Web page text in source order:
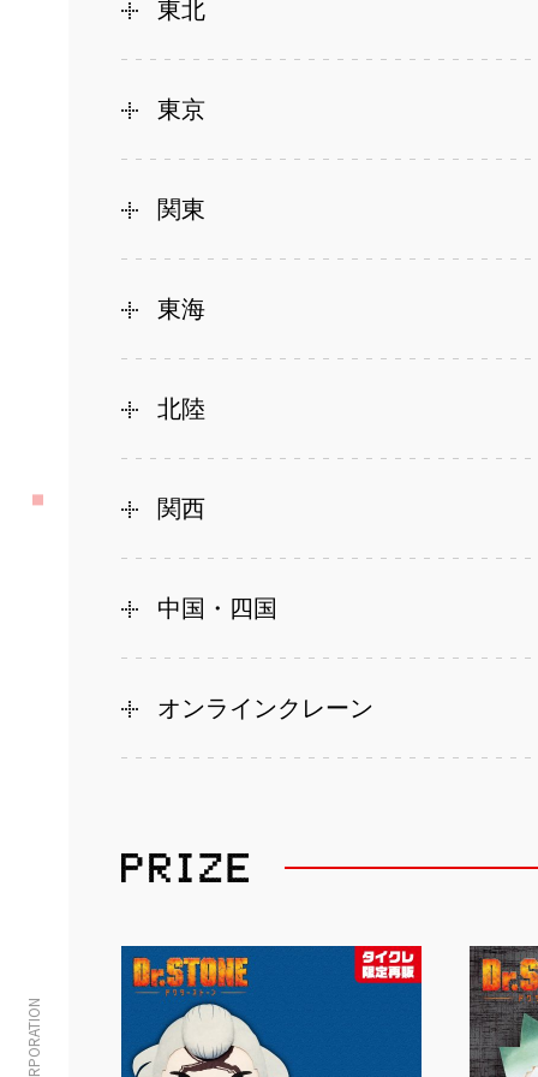
東北
東京
関東
東海
北陸
関西
中国・四国
オンラインクレーン